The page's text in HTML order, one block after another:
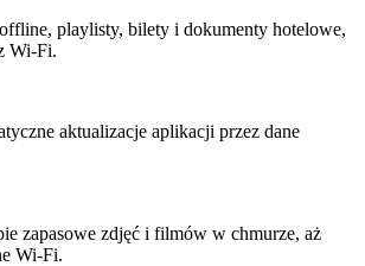
playlisty, bilety i dokumenty hotelowe,
Wi‑Fi.
aktualizacje aplikacji przez dane
zapasowe zdjęć i filmów w chmurze, aż
Wi‑Fi.